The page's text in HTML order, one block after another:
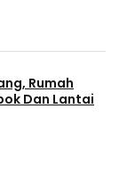
Rumah
Dan Lantai